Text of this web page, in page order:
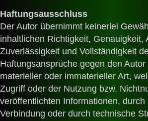
Haftungsausschluss
Der Autor übernimmt keinerlei
inhaltlichen Richtigkeit, Genauigkeit,
Zuverlässigkeit und Vollständigkeit
Haftungsansprüche gegen den
materieller oder immaterieller Art,
Zugriff oder der Nutzung bzw.
veröffentlichten Informationen,
Verbindung oder durch technische